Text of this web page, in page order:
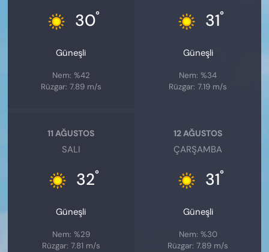
30°
Güneşli
Nem: %42
Rüzgar: 7.89 m/s
31°
Güneşli
Nem: %34
Rüzgar: 7.19 m/s
11 AĞUSTOS
SALI
32°
Güneşli
Nem: %29
Rüzgar: 7.81 m/s
12 AĞUSTOS
ÇARŞAMBA
31°
Güneşli
Nem: %30
Rüzgar: 7.89 m/s